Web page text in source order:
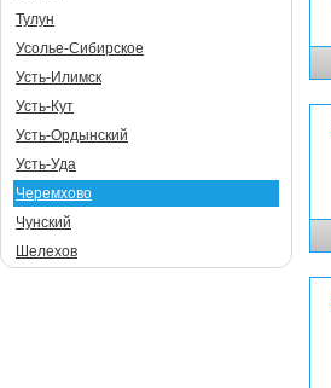
Тулун
Усолье-Сибирское
Усть-Илимск
Усть-Кут
Усть-Ордынский
Усть-Уда
Черемхово
Чунский
Шелехов